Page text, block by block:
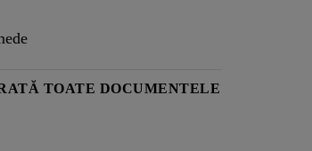
TOATE DOCUMENTELE